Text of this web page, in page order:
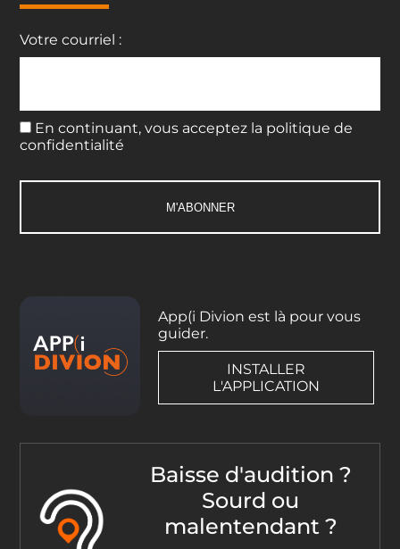
Votre courriel :
En continuant, vous acceptez la politique de
confidentialité
App(i Divion est là pour vous
guider.
INSTALLER
L'APPLICATION
Baisse d'audition ?
Sourd ou
malentendant ?